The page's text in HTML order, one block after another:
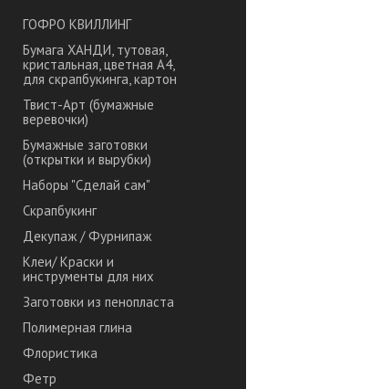
ГОФРО КВИЛЛИНГ
Бумага ХАНДИ, тутовая,
кристальная, цветная А4,
для скрапбукинга, картон
Твист-Арт (бумажные
веревочки)
Бумажные заготовки
(открытки и вырубки)
Наборы "Сделай сам"
Скрапбукинг
Декупаж / Фурнипаж
Клеи/ Краски и
инструменты для них
Заготовки из пенопласта
Полимерная глина
Флористика
Фетр